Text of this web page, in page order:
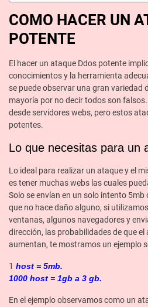
COMO HACER UN
POTENTE
El hacer un ataque Ddos potente
conocimientos y la herramienta
se puede observar una gran variedad
mayoría por no decir todos son
desde servidores webs, pero estos
potentes.
Lo que necesitas para un
Lo ideal para realizar un ataque y el
es tener muchas webs las cuales
Solo se envían en un solo intento 5mb
que no hace daño alguno, si
ventanas, algunos navegadores y
dirección, las probabilidades de que
aumentan, te mostramos un ejemplo
1 host = 5mb.
1000 host = 1gb a 3 gb.
En el ejemplo observamos como un